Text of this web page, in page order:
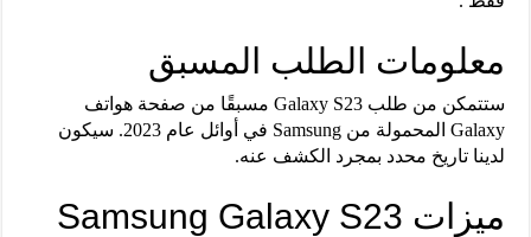
معلومات الطلب المسبق
ستتمكن من طلب Galaxy S23 مسبقًا من صفحة هواتف
Galaxy المحمولة من Samsung في أوائل عام 2023. سيكون
لدينا تاريخ محدد بمجرد الكشف عنه.
ميزات Samsung Galaxy S23